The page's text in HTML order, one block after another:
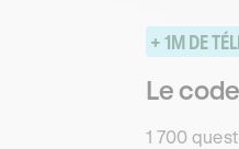
+ 1M DE
Le
1 700